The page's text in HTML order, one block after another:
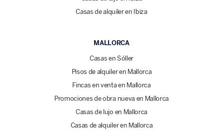
Casas de alquiler en Ibiza
MALLORCA
Casas en Sóller
Pisos de alquiler en Mallorca
Fincas en venta en Mallorca
Promociones de obra nueva en Mallorca
Casas de lujo en Mallorca
Casas de alquiler en Mallorca